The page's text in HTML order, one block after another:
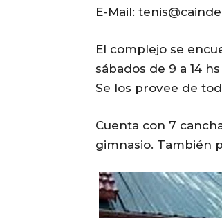
E-Mail:
El complejo se
sábados de 9 a 14
Se los provee de
Cuenta con 7
gimnasio. También